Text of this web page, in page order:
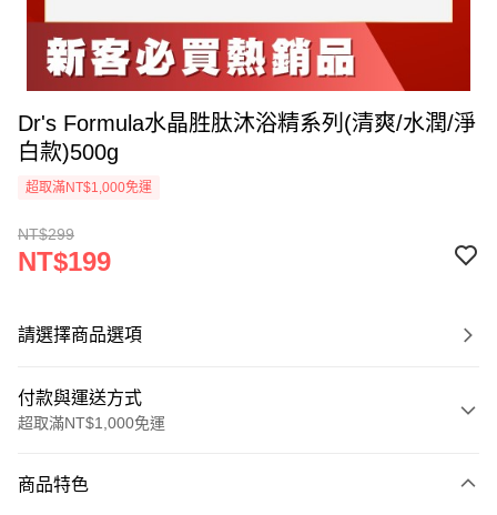
Dr's Formula水晶胜肽沐浴精系列(清爽/水潤/淨
白款)500g
超取滿NT$1,000免運
NT$299
NT$199
請選擇商品選項
付款與運送方式
超取滿NT$1,000免運
信用卡一次付款
商品特色